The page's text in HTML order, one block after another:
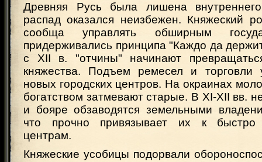
Древняя Русь была лишена
распад оказался неизбежен. Княжеский
сообща управлять обширным
придерживались принципа "Каждо да
с XII в. "отчины" начинают
княжества. Подъем ремесел и торговли
новых городских центров. На окраинах
богатством затмевают старые. В XI-XII вв.
и бояре обзаводятся земельными
что прочно привязывает их к
центрам.
Княжеские усобицы подорвали